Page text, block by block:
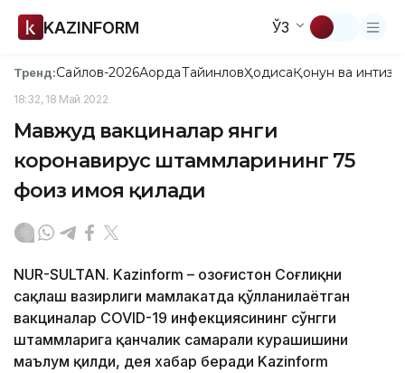
KAZINFORM ЎЗ
Тренд:Сайлов-2026АқордаТайинловҲодисаҚонун ва
18:32, 18 Май 2022
Мавжуд вакциналар янги
коронавирус штаммларининг 75
фоиз ҳимоя қилади
NUR-SULTAN. Kazinform – Қозоғистон Соғлиқни
сақлаш вазирлиги мамлакатда қўлланилаётган
вакциналар COVID-19 инфекциясининг сўнгги
штаммларига қанчалик самарали курашишини
маълум қилди, дея хабар беради Kazinform